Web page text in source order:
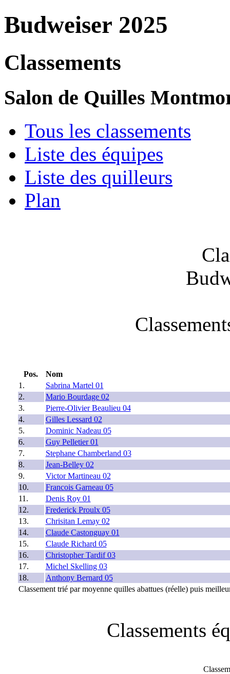
Budweiser 2025
Classements
Salon de Quilles
Tous les classements
Liste des équipes
Liste des quilleurs
Plan
Pos.
Nom
1.
Sabrina Martel 01
2.
Mario Bourdage 02
3.
Pierre-Olivier Beaulieu 04
4.
Gilles Lessard 02
5.
Dominic Nadeau 05
6.
Guy Pelletier 01
7.
Stephane Chamberland 03
8.
Jean-Belley 02
9.
Victor Martineau 02
10.
Francois Garneau 05
11.
Denis Roy 01
12.
Frederick Proulx 05
13.
Chrisitan Lemay 02
14.
Claude Castonguay 01
15.
Claude Richard 05
16.
Christopher Tardif 03
17.
Michel Skelling 03
18.
Anthony Bernard 05
Classement trié par moyenne quilles abattues (réelle) puis
Classements